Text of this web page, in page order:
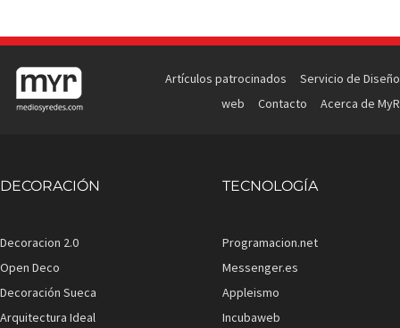
Artículos patrocinados
Servicio de Diseño
web
Contacto Acerca de MyR
DECORACIÓN
Decoracion 2.0
Open Deco
Decoración Sueca
Arquitectura Ideal
TECNOLOGÍA
Programacion.net
Messenger.es
Appleismo
Incubaweb